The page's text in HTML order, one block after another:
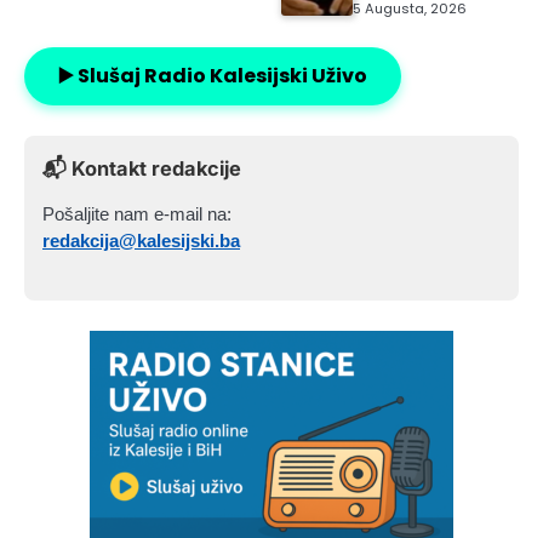
5 Augusta, 2026
▶️ Slušaj Radio Kalesijski Uživo
📬 Kontakt redakcije
Pošaljite nam e-mail na:
redakcija@kalesijski.ba